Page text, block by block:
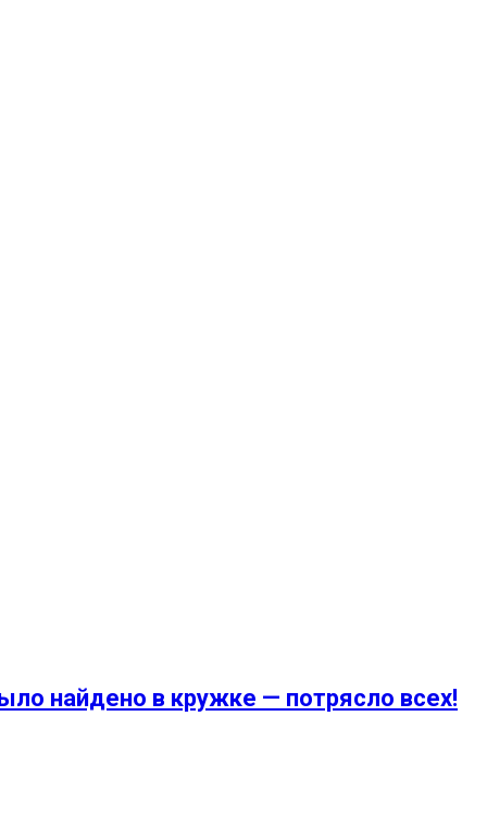
найдено в кружке — потрясло всех!